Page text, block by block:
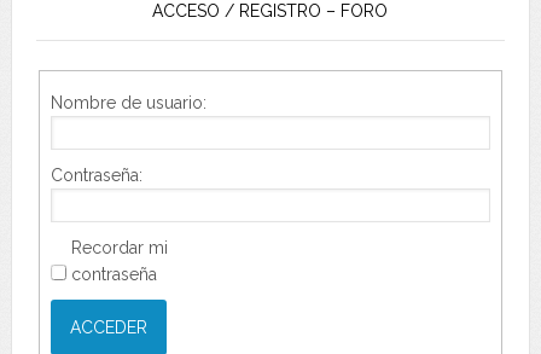
ACCESO / REGISTRO – FORO
Nombre de usuario:
Contraseña:
Recordar mi
contraseña
ACCEDER